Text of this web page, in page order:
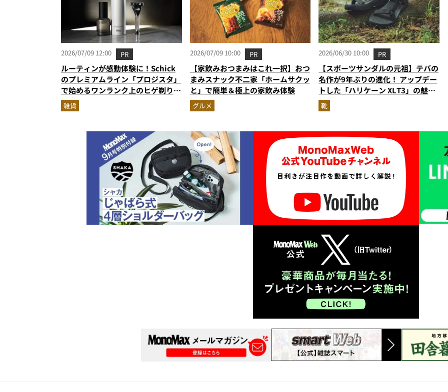
2026/07/09 12:00 PR
ルーティンが感動体験に！Schick
のプレミアムライン「プロジスタ」
で始めるワンランク上のヒゲ剃り習
慣
雑貨
2026/07/09 10:00 PR
【家飲みおつまみはこれ一択】おつ
まみスナック不二家「ホームサクッ
と」で簡単＆極上の家飲み体験
グルメ
2026/06/30 10:00 PR
【スポーツサンダルの元祖】テバの
名作が9年ぶりの進化！ アップデー
トした「ハリケーン XLT3」の魅力
を識者があらゆる角度から徹底解
説！
靴